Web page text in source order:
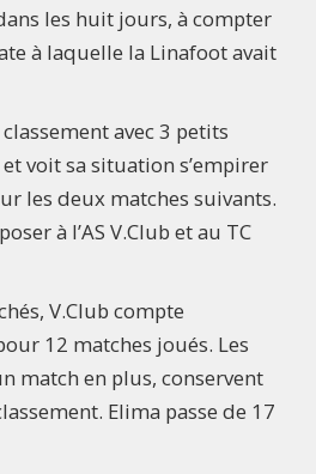
les huit jours, à compter
à laquelle la Linafoot avait
avec 3 petits
voit sa situation s’empirer
les deux matches suivants.
à l’AS V.Club et au TC
V.Club compte
12 matches joués. Les
match en plus, conservent
Elima passe de 17